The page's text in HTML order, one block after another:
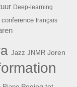
Deep-learning
français
Jazz JNMR Joren